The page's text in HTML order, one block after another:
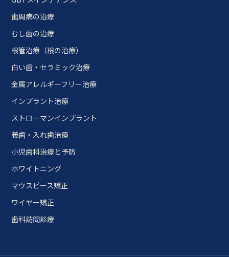
歯周病の治療
むし歯の治療
根管治療（根の治療）
白い歯・セラミック治療
金属アレルギーフリー治療
インプラント治療
ストローマンインプラント
義歯・入れ歯治療
小児歯科治療と予防
ホワイトニング
マウスピース矯正
ワイヤー矯正
歯科訪問診療